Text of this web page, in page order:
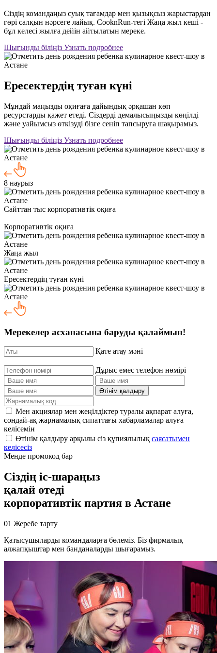
Сіздің командаңыз суық тағамдар мен қызықсыз жарыстардан
гөрі салқын нәрсеге лайық. CooknRun-тегі Жаңа жыл кеші -
бұл келесі жылға дейін айтылатын мереке.
Шығынды біліңіз Узнать подробнее
Ересектердің туған күні
Мұндай маңызды оқиғаға дайындық әрқашан көп
ресурстарды қажет етеді. Сіздерді демалысыңызды көңілді
және уайымсыз өткізуді бізге сеніп тапсыруға шақырамыз.
Шығынды біліңіз Узнать подробнее
8 наурыз
Сайттан тыс корпоративтік оқиға
Корпоративтік оқиға
Жаңа жыл
Ересектердің туған күні
Мерекелер асханасына баруды қалаймын!
Қате атау мәні
Дұрыс емес телефон нөмірі
Өтінім қалдыру
Мен акциялар мен жеңілдіктер туралы ақпарат алуға,
сондай-ақ жарнамалық сипаттағы хабарламалар алуға
келісемін
Өтінім қалдыру арқылы сіз құпиялылық саясатымен
келісесіз
Менде промокод бар
Сіздің іс-шараңыз
қалай өтеді
корпоративтік партия в Астане
01 Жеребе тарту
Қатысушыларды командаларға бөлеміз. Біз фирмалық
алжапқыштар мен банданаларды шығарамыз.